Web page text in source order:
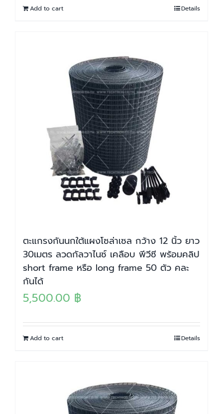
Add to cart Details
ตะแกรงกันนกใต้แผงโซล่าเซล กว้าง 12 นิ้ว ยาว
30เมตร ลวดกัลวาไนซ์ เคลือบ พีวีซี พร้อมคลิป
short frame หรือ long frame 50 ตัว คละ
กันได้
5,500.00 ฿
Add to cart Details